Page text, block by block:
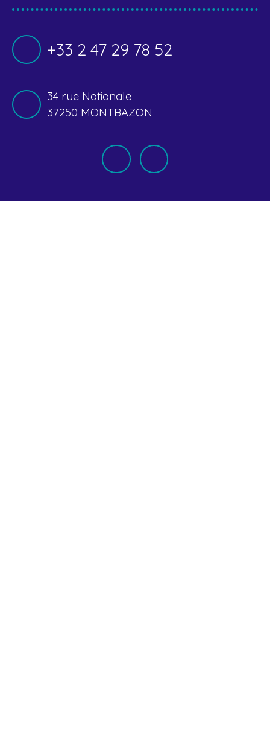
+33 2 47 29 78 52
34 rue Nationale
37250 MONTBAZON